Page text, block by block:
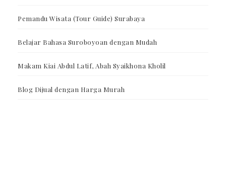
Pemandu Wisata (Tour Guide) Surabaya
Belajar Bahasa Suroboyoan dengan Mudah
Makam Kiai Abdul Latif, Abah Syaikhona Kholil
Blog Dijual dengan Harga Murah